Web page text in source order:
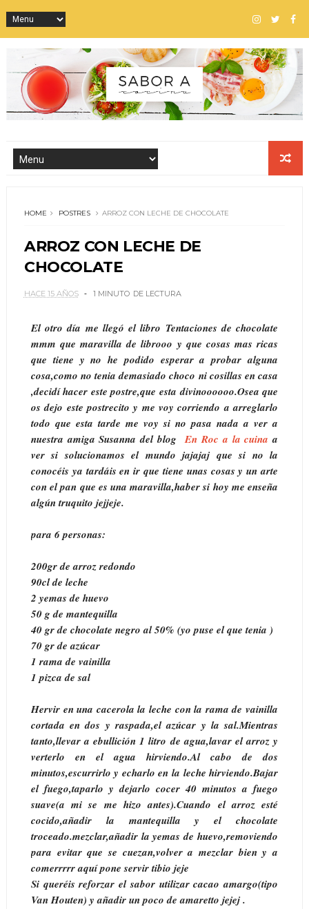
HOME POSTRES ARROZ CON LECHE DE CHOCOLATE
ARROZ CON LECHE DE
CHOCOLATE
HACE 15 AÑOS 1 MINUTO DE LECTURA
El otro día me llegó el libro Tentaciones de chocolate
mmm que maravilla de librooo y que cosas mas ricas
que tiene y no he podido esperar a probar alguna
cosa,como no tenia demasiado choco ni cosillas en casa
,decidí hacer este postre,que esta divinoooooo.Osea que
os dejo este postrecito y me voy corriendo a arreglarlo
todo que esta tarde me voy si no pasa nada a ver a
nuestra amiga Susanna del blog En Roc a la cuinaa
ver si solucionamos el mundo jajajaj que si no la
conocéis ya tardáis en ir que tiene unas cosas y un arte
con el pan que es una maravilla,haber si hoy me enseña
algún truquito jejjeje.
para 6 personas:
200gr de arroz redondo
90cl de leche
2 yemas de huevo
50 g de mantequilla
40 gr de chocolate negro al 50% (yo puse el que tenia )
70 gr de azúcar
1 rama de vainilla
1 pizca de sal
Hervir en una cacerola la leche con la rama de vainilla
cortada en dos y raspada,el azúcar y la sal.Mientras
tanto,llevar a ebullición 1 litro de agua,lavar el arroz y
verterlo en el agua hirviendo.Al cabo de dos
minutos,escurrirlo y echarlo en la leche hirviendo.Bajar
el fuego,taparlo y dejarlo cocer 40 minutos a fuego
suave(a mi se me hizo antes).Cuando el arroz esté
cocido,añadir la mantequilla y el chocolate
troceado.mezclar,añadir la yemas de huevo,removiendo
para evitar que se cuezan,volver a mezclar bien y a
comerrrrr aquí pone servir tibio jeje
Si queréis reforzar el sabor utilizar cacao amargo(tipo
Van Houten) y añadir un poco de amaretto jejej .